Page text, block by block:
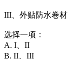
III、外贴防水卷
选择一项：
A. I、II
B. II、III